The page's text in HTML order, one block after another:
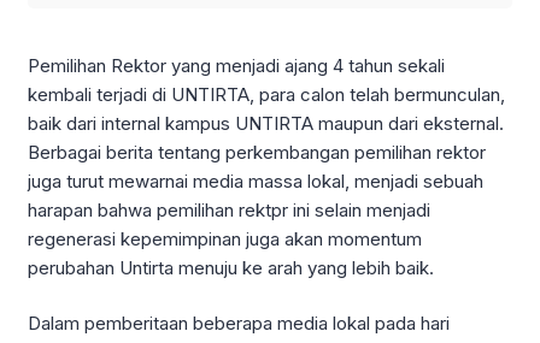
Pemilihan Rektor yang menjadi ajang 4 tahun sekali
kembali terjadi di UNTIRTA, para calon telah bermunculan,
baik dari internal kampus UNTIRTA maupun dari eksternal.
Berbagai berita tentang perkembangan pemilihan rektor
juga turut mewarnai media massa lokal, menjadi sebuah
harapan bahwa pemilihan rektpr ini selain menjadi
regenerasi kepemimpinan juga akan momentum
perubahan Untirta menuju ke arah yang lebih baik.
Dalam pemberitaan beberapa media lokal pada hari